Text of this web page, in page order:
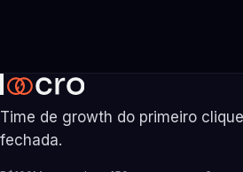
Time de growth do primeiro
fechada.